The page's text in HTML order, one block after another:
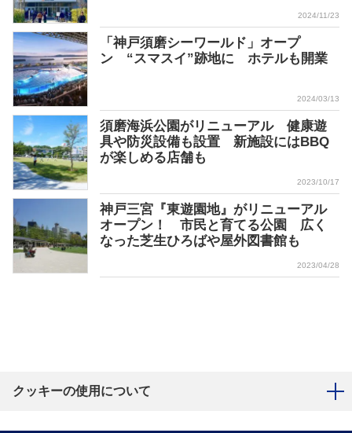
2024/11/23
「神戸須磨シーワールド」オープ
ン “スマスイ”跡地に ホテルも開業
2024/03/13
須磨海浜公園がリニューアル 健康遊
具や防災設備も設置 新施設にはBBQ
が楽しめる店舗も
2023/10/17
神戸三宮『東遊園地』がリニューアル
オープン！ 市民と育てる公園 広く
なった芝生ひろばや屋外図書館も
2023/04/28
クッキーの使用について